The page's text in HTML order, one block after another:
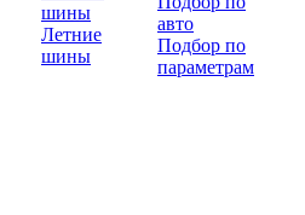
шины
Летние
шины
авто
Подбор по
параметрам